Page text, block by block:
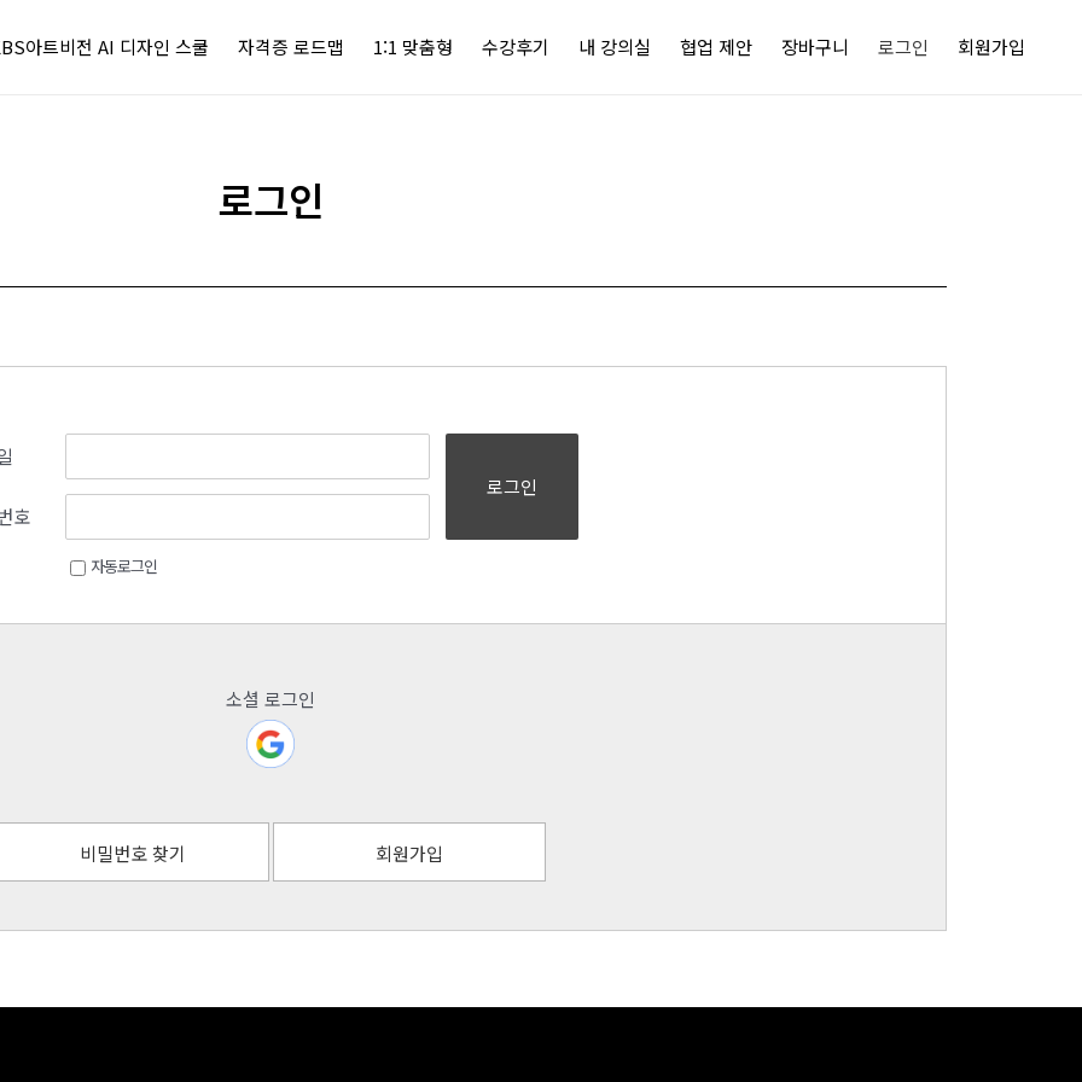
아트비전 AI 디자인 스쿨 자격증 로드맵 1:1 맞춤형 수강후기 내 강의실 협업 제안 장바구니 로그인 회원가입
로그인
호
자동로그인
로그인
소셜 로그인
비밀번호 찾기 회원가입